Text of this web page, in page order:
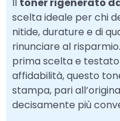
scelta ideale per chi
nitide, durature e di
rinunciare al
prima scelta e
affidabilità, questo
stampa, pari
decisamente più